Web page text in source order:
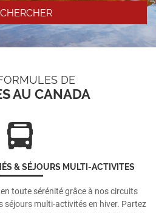
DE
AU CANADA
& SÉJOURS MULTI-ACTIVITES
toute sérénité grâce à nos circuits
séjours multi-activités en hiver. Partez